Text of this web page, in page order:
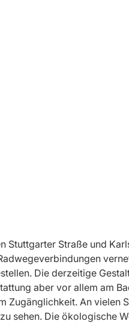
Stuttgarter Straße und
Die derzeitige
aber vor allem am
Zugänglichkeit. An vielen
sehen. Die ökologische